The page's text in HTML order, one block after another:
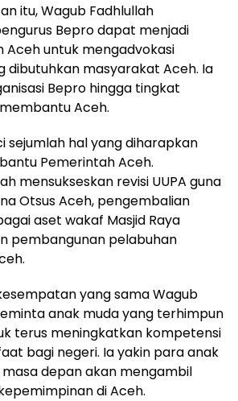
itu, Wagub Fadhlullah
Bepro dapat menjadi
untuk mengadvokasi
dibutuhkan masyarakat Aceh. Ia
Bepro hingga tingkat
Aceh.
sejumlah hal yang diharapkan
Pemerintah Aceh.
mensukseskan revisi UUPA guna
Otsus Aceh, pengembalian
aset wakaf Masjid Raya
pembangunan pelabuhan
yang sama Wagub
anak muda yang terhimpun
terus meningkatkan kompetensi
bagi negeri. Ia yakin para anak
depan akan mengambil
di Aceh.